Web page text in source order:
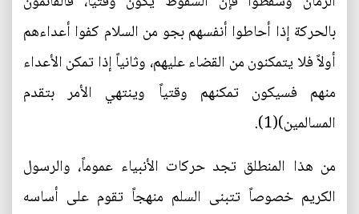
بالحركة إذا أحاطوا أنفسهم بجو من السلام كفوا أعداءهم
أولاً فلا يتمكنون من القضاء عليهم، وثانياً إذا تمكن الأعداء
منهم فسيكون تمكنهم وقتياً وينتهي الأمر بتقدم
المسالمين)(1).
من هذا المنطلق تجد حركات الأنبياء عموماً، والرسول
الكريم خصوصاً تتبنى السلم منهجاً تقوم على أساسه